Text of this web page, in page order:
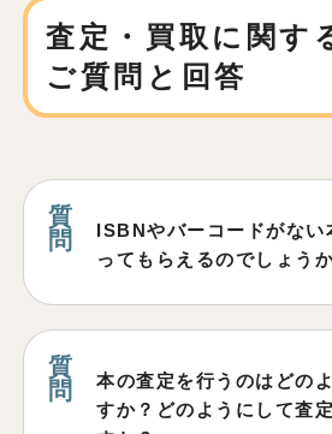
査定・買取に関す
ご質問と回答
ISBNやバーコードがない
ってもらえるのでしょう
本の査定を行うのはどの
すか？どのようにして査